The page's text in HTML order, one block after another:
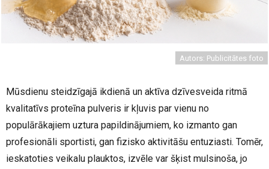
Autors: Publicitātes foto
Mūsdienu steidzīgajā ikdienā un aktīva dzīvesveida ritmā
kvalitatīvs proteīna pulveris ir kļuvis par vienu no
populārākajiem uztura papildinājumiem, ko izmanto gan
profesionāli sportisti, gan fizisko aktivitāšu entuziasti. Tomēr,
ieskatoties veikalu plauktos, izvēle var šķist mulsinoša, jo